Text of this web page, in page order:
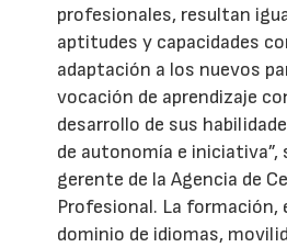
profesionales, resultan
aptitudes y capacidades
adaptación a los nuevos
vocación de aprendizaje
desarrollo de sus
de autonomía e iniciativa”,
gerente de la Agencia de
Profesional. La formación,
dominio de idiomas,